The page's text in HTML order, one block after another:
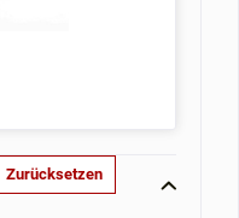
Zurücksetzen